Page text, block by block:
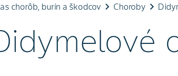
chorôb, burín a škodcov keyboard_arrow_right Choroby keyboard_arrow_right